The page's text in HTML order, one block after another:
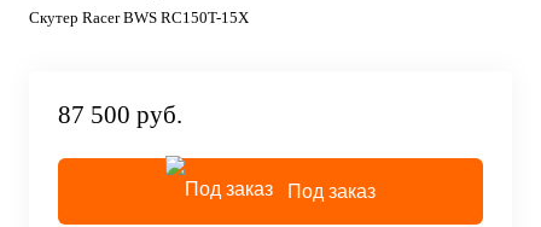
Скутер Racer BWS RC150T-15X
87 500 руб.
Под заказ